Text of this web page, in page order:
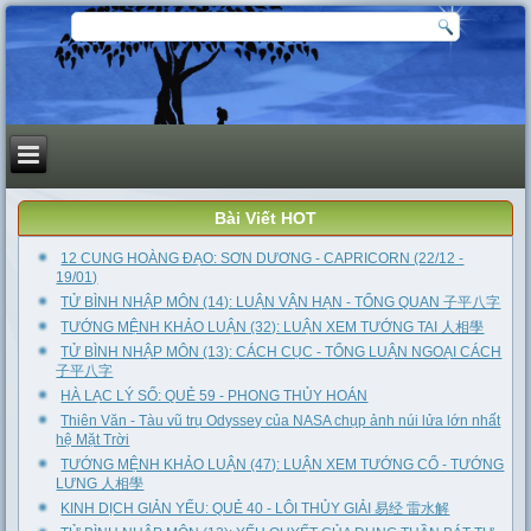
Bài Viết HOT
12 CUNG HOÀNG ĐẠO: SƠN DƯƠNG - CAPRICORN (22/12 -
19/01)
TỬ BÌNH NHẬP MÔN (14): LUẬN VẬN HẠN - TỔNG QUAN 子平八字
TƯỚNG MỆNH KHẢO LUẬN (32): LUẬN XEM TƯỚNG TAI 人相學
TỬ BÌNH NHẬP MÔN (13): CÁCH CỤC - TỔNG LUẬN NGOẠI CÁCH
子平八字
HÀ LẠC LÝ SỐ: QUẺ 59 - PHONG THỦY HOÁN
Thiên Văn - Tàu vũ trụ Odyssey của NASA chụp ảnh núi lửa lớn nhất
hệ Mặt Trời
TƯỚNG MỆNH KHẢO LUẬN (47): LUẬN XEM TƯỚNG CỔ - TƯỚNG
LƯNG 人相學
KINH DỊCH GIẢN YẾU: QUẺ 40 - LÔI THỦY GIẢI 易经 雷水解